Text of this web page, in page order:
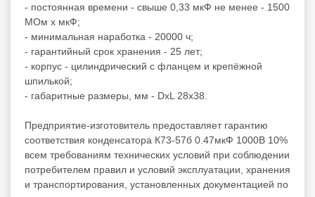
- постоянная времени - свыше 0,33 мкФ не менее - 1500
МОм x мкФ;
- минимальная наработка - 20000 ч;
- гарантийный срок хранения - 25 лет;
- корпус - цилиндрический с фланцем и крепёжной
шпилькой;
- габаритные размеры, мм - DxL 28х38.
Предприятие-изготовитель предоставляет гарантию
соответствия конденсатора К73-57б 0.47мкФ 1000В 10%
всем требованиям технических условий при соблюдении
потребителем правил и условий эксплуатации, хранения
и транспортирования, установленных документацией по